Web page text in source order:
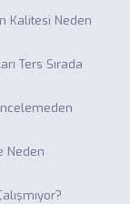
Kalitesi Neden
Ters Sırada
Neden